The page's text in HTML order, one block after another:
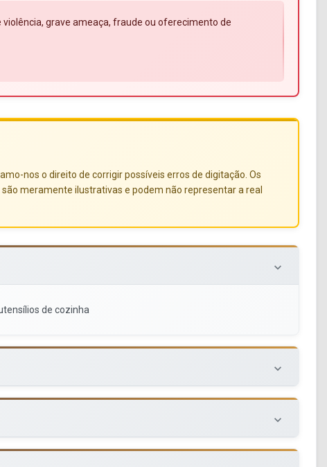
grave ameaça, fraude ou oferecimento de
nos o direito de corrigir possíveis erros de digitação. Os
meramente ilustrativas e podem não representar a real
keyboard_arrow_down
de cozinha
keyboard_arrow_down
keyboard_arrow_down